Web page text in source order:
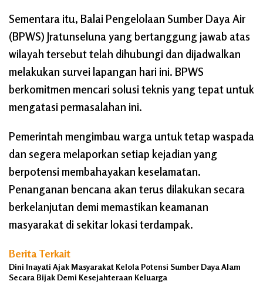
Sementara itu, Balai Pengelolaan Sumber Daya Air
(BPWS) Jratunseluna yang bertanggung jawab atas
wilayah tersebut telah dihubungi dan dijadwalkan
melakukan survei lapangan hari ini. BPWS
berkomitmen mencari solusi teknis yang tepat untuk
mengatasi permasalahan ini.
Pemerintah mengimbau warga untuk tetap waspada
dan segera melaporkan setiap kejadian yang
berpotensi membahayakan keselamatan.
Penanganan bencana akan terus dilakukan secara
berkelanjutan demi memastikan keamanan
masyarakat di sekitar lokasi terdampak.
Berita Terkait
Dini Inayati Ajak Masyarakat Kelola Potensi Sumber Daya Alam
Secara Bijak Demi Kesejahteraan Keluarga